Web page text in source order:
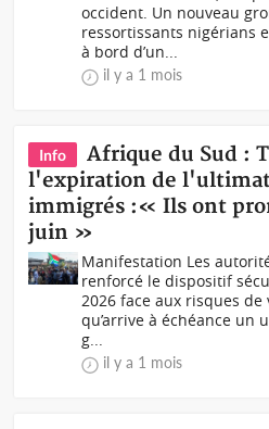
occident. Un nouveau
ressortissants nigérians
à bord d’un...
il y a 1 mois
Info
Afrique du Sud :
l'expiration de
immigrés :« Ils ont
juin »
Manifestation Les
renforcé le dispositif
2026 face aux risques de
qu’arrive à échéance un
g...
il y a 1 mois